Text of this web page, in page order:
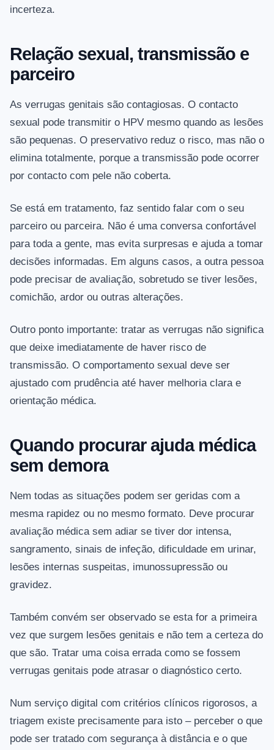
incerteza.
Relação sexual, transmissão e
parceiro
As verrugas genitais são contagiosas. O contacto
sexual pode transmitir o HPV mesmo quando as lesões
são pequenas. O preservativo reduz o risco, mas não o
elimina totalmente, porque a transmissão pode ocorrer
por contacto com pele não coberta.
Se está em tratamento, faz sentido falar com o seu
parceiro ou parceira. Não é uma conversa confortável
para toda a gente, mas evita surpresas e ajuda a tomar
decisões informadas. Em alguns casos, a outra pessoa
pode precisar de avaliação, sobretudo se tiver lesões,
comichão, ardor ou outras alterações.
Outro ponto importante: tratar as verrugas não significa
que deixe imediatamente de haver risco de
transmissão. O comportamento sexual deve ser
ajustado com prudência até haver melhoria clara e
orientação médica.
Quando procurar ajuda médica
sem demora
Nem todas as situações podem ser geridas com a
mesma rapidez ou no mesmo formato. Deve procurar
avaliação médica sem adiar se tiver dor intensa,
sangramento, sinais de infeção, dificuldade em urinar,
lesões internas suspeitas, imunossupressão ou
gravidez.
Também convém ser observado se esta for a primeira
vez que surgem lesões genitais e não tem a certeza do
que são. Tratar uma coisa errada como se fossem
verrugas genitais pode atrasar o diagnóstico certo.
Num serviço digital com critérios clínicos rigorosos, a
triagem existe precisamente para isto – perceber o que
pode ser tratado com segurança à distância e o que